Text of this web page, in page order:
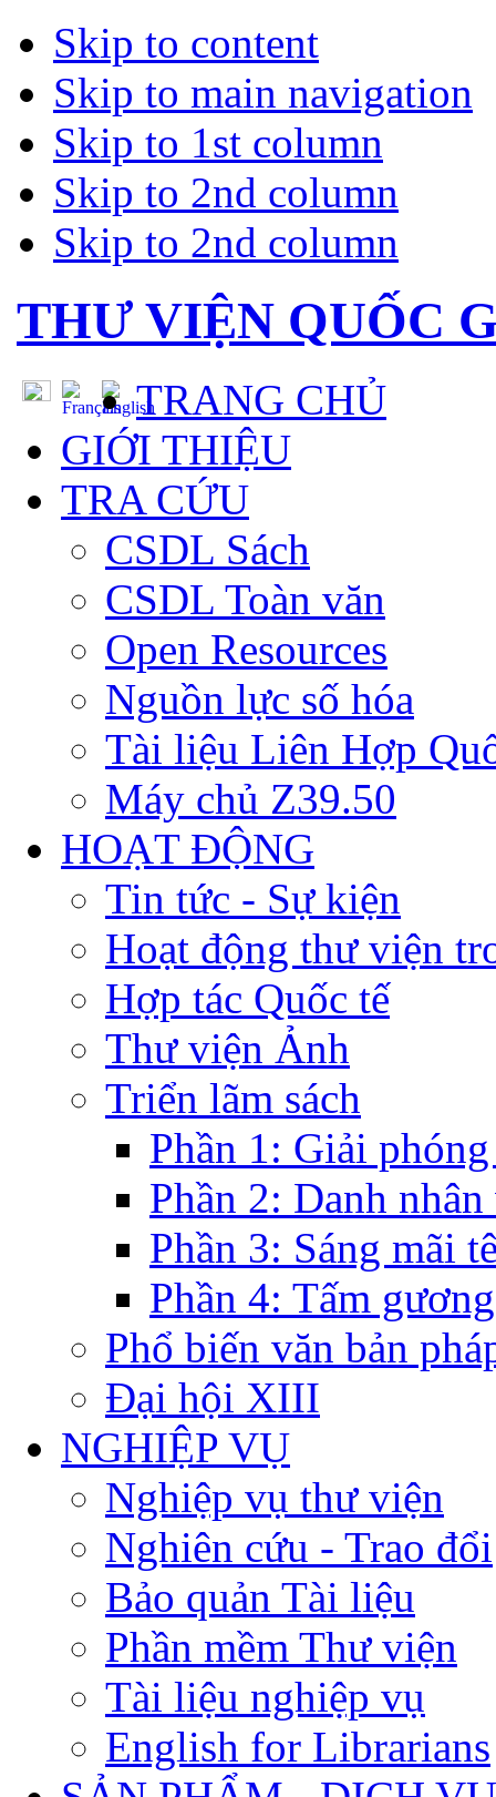
Skip to content
Skip to main navigation
Skip to 1st column
Skip to 2nd column
Skip to 2nd column
THƯ VIỆN QUỐC
TRANG CHỦ
GIỚI THIỆU
TRA CỨU
CSDL Sách
CSDL Toàn văn
Open Resources
Nguồn lực số hóa
Tài liệu Liên Hợp
Máy chủ Z39.50
HOẠT ĐỘNG
Tin tức - Sự kiện
Hoạt động thư viện
Hợp tác Quốc tế
Thư viện Ảnh
Triển lãm sách
Phần 1: Giải
Phần 2: Danh nhân
Phần 3: Sáng mãi
Phần 4: Tấm
Phổ biến văn bản
Đại hội XIII
NGHIỆP VỤ
Nghiệp vụ thư viện
Nghiên cứu - Trao đổi
Bảo quản Tài liệu
Phần mềm Thư viện
Tài liệu nghiệp vụ
English for Librarians